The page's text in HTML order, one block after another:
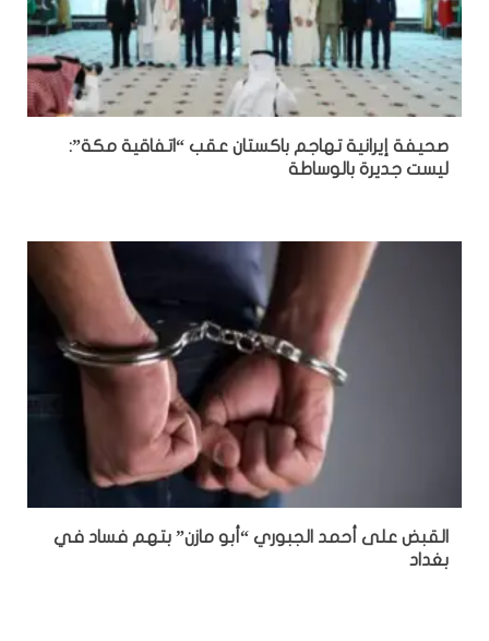
صحيفة إيرانية تهاجم باكستان عقب “اتفاقية مكة”:
ليست جديرة بالوساطة
القبض على أحمد الجبوري “أبو مازن” بتهم فساد في
بغداد